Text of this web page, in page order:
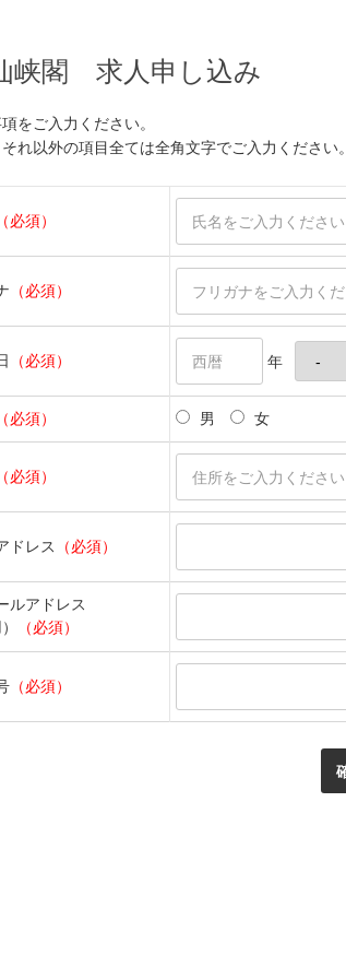
峡閣 求人申し込み
をご入力ください。
れ以外の項目全ては全角文字でご入力ください。
（必須）
（必須）
（必須） 年
（必須） 男 女
（必須）
ドレス （必須）
ルアドレス
（必須）
（必須）